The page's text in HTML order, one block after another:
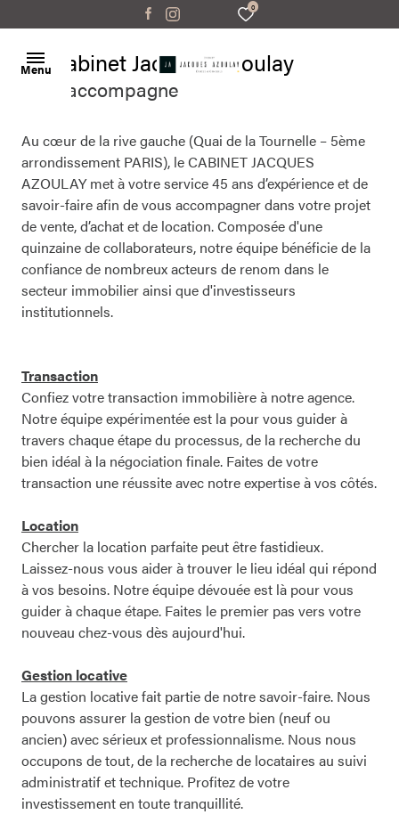
0
Menu
Accueil
Ventes
appartements
maisons
parking
bureaux/locaux
Locations
appartements
maisons
parking
bureaux/locaux
Gestion
locative
Estimation
Notre
équipe
Le Cabinet Jacques Azoulay
vous accompagne
Au cœur de la rive gauche (Quai de la Tournelle – 5ème
arrondissement PARIS), le CABINET JACQUES
AZOULAY met à votre service 45 ans d’expérience et de
savoir-faire afin de vous accompagner dans votre projet
de vente, d’achat et de location. Composée d'une
quinzaine de collaborateurs, notre équipe bénéficie de la
confiance de nombreux acteurs de renom dans le
secteur immobilier ainsi que d'investisseurs
institutionnels.
Transaction
Confiez votre transaction immobilière à notre agence.
Notre équipe expérimentée est la pour vous guider à
travers chaque étape du processus, de la recherche du
bien idéal à la négociation finale. Faites de votre
transaction une réussite avec notre expertise à vos côtés.
Location
Chercher la location parfaite peut être fastidieux.
Laissez-nous vous aider à trouver le lieu idéal qui répond
à vos besoins. Notre équipe dévouée est là pour vous
guider à chaque étape. Faites le premier pas vers votre
nouveau chez-vous dès aujourd'hui.
Gestion locative
La gestion locative fait partie de notre savoir-faire. Nous
pouvons assurer la gestion de votre bien (neuf ou
ancien) avec sérieux et professionnalisme. Nous nous
occupons de tout, de la recherche de locataires au suivi
administratif et technique. Profitez de votre
investissement en toute tranquillité.